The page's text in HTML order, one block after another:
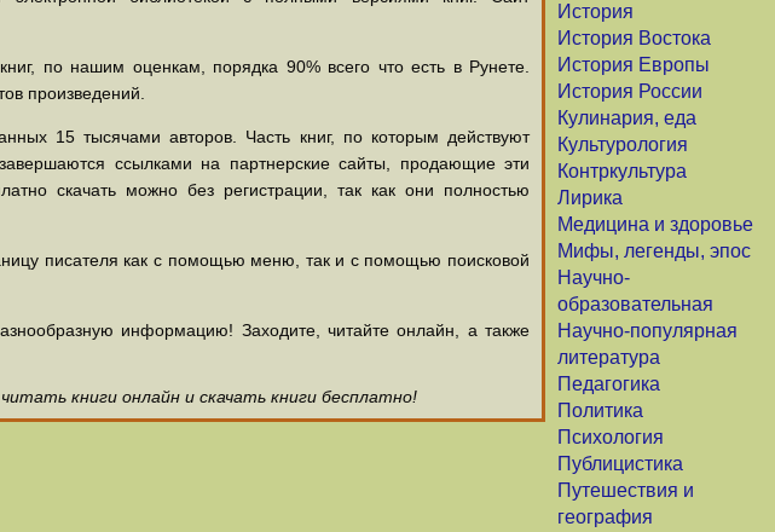
История
История Востока
История Европы
История России
Кулинария, еда
Культурология
Контркультура
Лирика
Медицина и здоровье
Мифы, легенды, эпос
Научно-
образовательная
Научно-популярная
литература
Педагогика
Политика
Психология
Публицистика
Путешествия и
география
по нашим оценкам, порядка 90% всего что есть в Рунете.
произведений.
15 тысячами авторов. Часть книг, по которым действуют
ссылками на партнерские сайты, продающие эти
скачать можно без регистрации, так как они полностью
писателя как с помощью меню, так и с помощью поисковой
информацию! Заходите, читайте онлайн, а также
книги онлайн и скачать книги бесплатно!